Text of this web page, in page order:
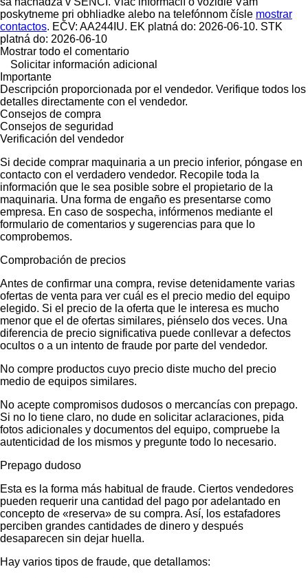
poskytneme pri obhliadke alebo na telefónnom čísle mostrar
contactos. EČV: AA244IU. EK platná do: 2026-06-10. STK
platná do: 2026-06-10
Mostrar todo el comentario
Solicitar información adicional
Importante
Descripción proporcionada por el vendedor. Verifique todos los
detalles directamente con el vendedor.
Consejos de compra
Consejos de seguridad
Verificación del vendedor
Si decide comprar maquinaria a un precio inferior, póngase en
contacto con el verdadero vendedor. Recopile toda la
información que le sea posible sobre el propietario de la
maquinaria. Una forma de engaño es presentarse como
empresa. En caso de sospecha, infórmenos mediante el
formulario de comentarios y sugerencias para que lo
comprobemos.
Comprobación de precios
Antes de confirmar una compra, revise detenidamente varias
ofertas de venta para ver cuál es el precio medio del equipo
elegido. Si el precio de la oferta que le interesa es mucho
menor que el de ofertas similares, piénselo dos veces. Una
diferencia de precio significativa puede conllevar a defectos
ocultos o a un intento de fraude por parte del vendedor.
No compre productos cuyo precio diste mucho del precio
medio de equipos similares.
No acepte compromisos dudosos o mercancías con prepago.
Si no lo tiene claro, no dude en solicitar aclaraciones, pida
fotos adicionales y documentos del equipo, compruebe la
autenticidad de los mismos y pregunte todo lo necesario.
Prepago dudoso
Esta es la forma más habitual de fraude. Ciertos vendedores
pueden requerir una cantidad del pago por adelantado en
concepto de «reserva» de su compra. Así, los estafadores
perciben grandes cantidades de dinero y después
desaparecen sin dejar huella.
Hay varios tipos de fraude, que detallamos: